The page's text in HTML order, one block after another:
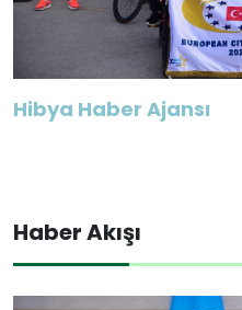
Hibya Haber Ajansı
Haber Akışı